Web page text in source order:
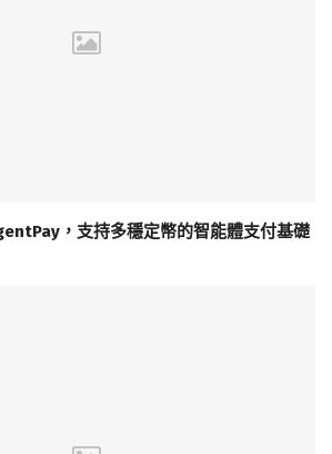
，支持多穩定幣的智能體支付基礎